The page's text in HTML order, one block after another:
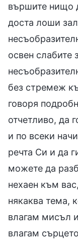
вършите нищо
доста лоши
освен слабите
без стремеж
говоря
отчетливо, да
и по всеки
речта Си и да
можете да
нехаен към
някаква тема,
влагам мисъл
влагам